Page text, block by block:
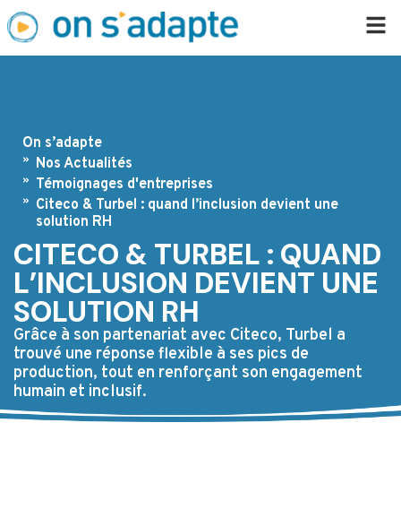
On s’adapte
Nos Actualités
Témoignages d'entreprises
Citeco & Turbel : quand l’inclusion devient une
solution RH
CITECO & TURBEL : QUAND
L’INCLUSION DEVIENT UNE
SOLUTION RH
Grâce à son partenariat avec Citeco, Turbel a
trouvé une réponse flexible à ses pics de
production, tout en renforçant son engagement
humain et inclusif.